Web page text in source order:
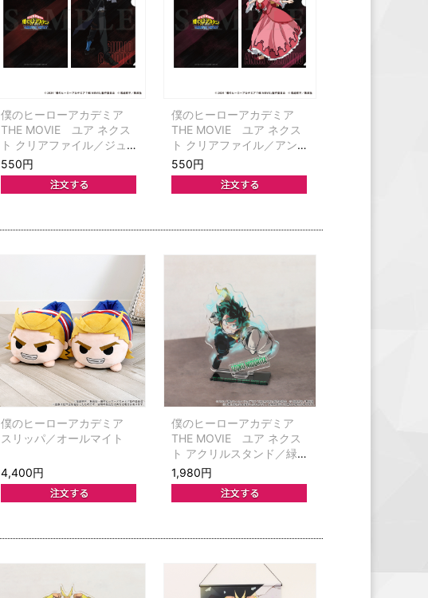
僕のヒーローアカデミア
THE MOVIE ユア ネクス
ト クリアファイル／ジュ
リオ・ガンディーニ
550円
僕のヒーローアカデミア
THE MOVIE ユア ネクス
ト クリアファイル／アン
ナ・シェルビーノ
550円
僕のヒーローアカデミア
スリッパ／オールマイト
4,400円
僕のヒーローアカデミア
THE MOVIE ユア ネクス
ト アクリルスタンド／緑
谷出久
1,980円